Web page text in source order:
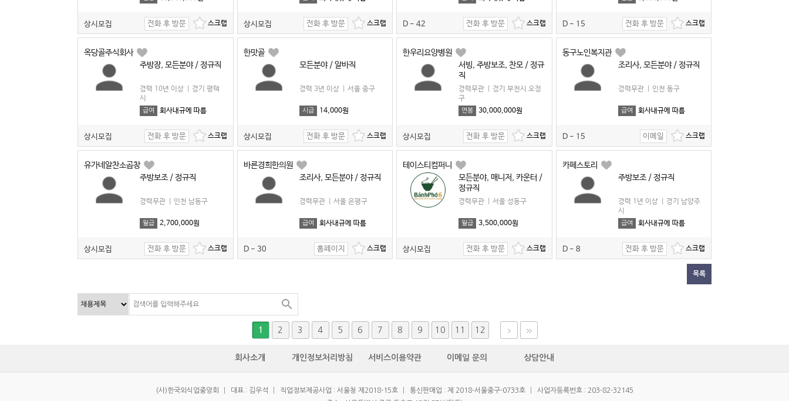
상시모집 전화 후 방문 상시모집 전화 후 방문 D - 42 전화 후 방문 D - 15 전화 후 방문
옥당골주식회사
주방장, 모든분야 / 정규직
경력 10년 이상
경기 평택
시
급여 회사내규에 따름
상시모집 전화 후 방문
한맛골
모든분야 / 알바직
경력 3년 이상 서울 중구
시급 14,000원
상시모집 전화 후 방문
한우리요양병원
서빙, 주방보조, 찬모 / 정규
직
경력무관
경기 부천시 오정
구
연봉 30,000,000원
상시모집 전화 후 방문
동구노인복지관
조리사, 모든분야 / 정규직
경력무관 인천 동구
급여 회사내규에 따름
D - 15 이메일
유가네알찬소곱창
주방보조 / 정규직
경력무관 인천 남동구
월급 2,700,000원
상시모집 전화 후 방문
바른경희한의원
조리사, 모든분야 / 정규직
경력무관 서울 은평구
급여 회사내규에 따름
D - 30 홈페이지
테이스티컴퍼니
모든분야, 매니저, 카운터 /
정규직
경력무관 서울 성동구
월급 3,500,000원
상시모집 전화 후 방문
카페스토리
주방보조 / 정규직
경력 1년 이상
경기 남양주
시
급여 회사내규에 따름
D - 8 전화 후 방문
목록
1 2 3 4 5 6 7 8 9 10 11 12
회사소개 개인정보처리방침 서비스이용약관 이메일 문의 상담안내
(사)한국외식업중앙회 대표 : 김우석 직업정보제공사업 : 서울청 제2018-15호 통신판매업 : 제 2018-서울중구-0733호
사업자등록번호 : 203-82-32145